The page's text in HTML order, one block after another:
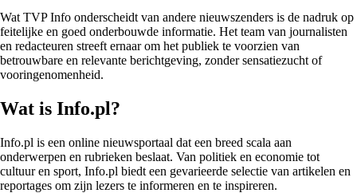
Wat TVP Info onderscheidt van andere nieuwszenders is de nadruk op
feitelijke en goed onderbouwde informatie. Het team van journalisten
en redacteuren streeft ernaar om het publiek te voorzien van
betrouwbare en relevante berichtgeving, zonder sensatiezucht of
vooringenomenheid.
Wat is Info.pl?
Info.pl is een online nieuwsportaal dat een breed scala aan
onderwerpen en rubrieken beslaat. Van politiek en economie tot
cultuur en sport, Info.pl biedt een gevarieerde selectie van artikelen en
reportages om zijn lezers te informeren en te inspireren.